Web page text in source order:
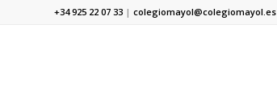
+34 925 22 07 33 | colegiomayol@colegiomayol.es